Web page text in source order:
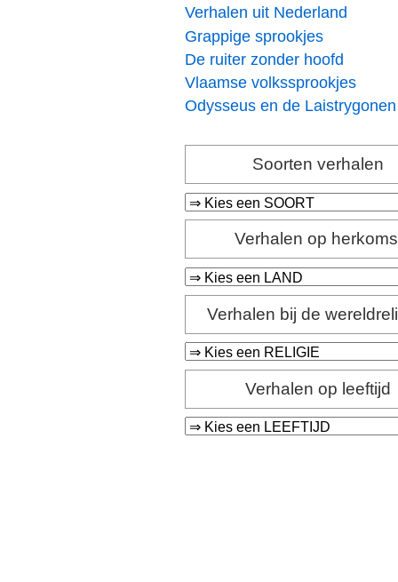
Verhalen uit Nederland
Grappige sprookjes
De ruiter zonder hoofd
Vlaamse volkssprookjes
Odysseus en de Laistrygonen
Soorten verhalen
Verhalen op
Verhalen bij de
Verhalen op leeftijd